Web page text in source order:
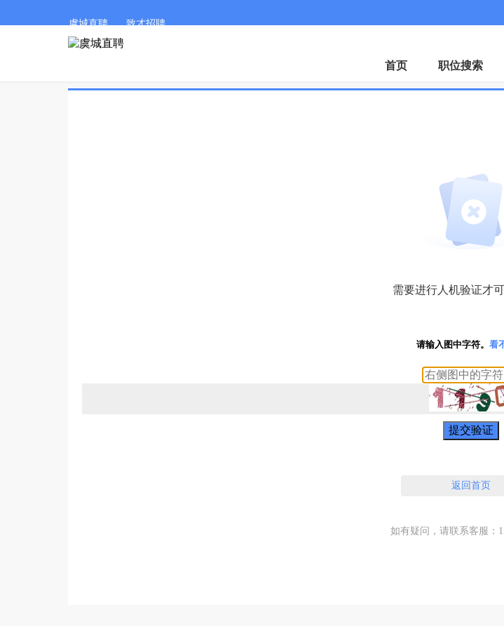
虞城直聘 致才招聘
首页 职位搜索
需要进行人机验证才
请输入图中字符。 看
提交验证
返回首页
如有疑问，请联系客服：